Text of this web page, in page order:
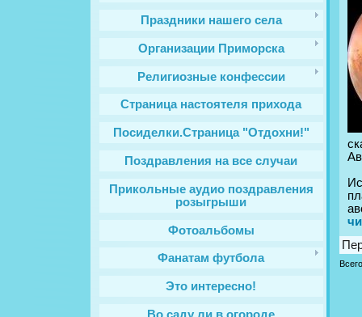
Праздники нашего села
Организации Приморска
Религиозные конфессии
Cтраница настоятеля прихода
Посиделки.Страница "Отдохни!"
Поздравления на все случаи
Прикольные аудио поздравления
розыгрыши
Фотоальбомы
Фанатам футбола
Это интересно!